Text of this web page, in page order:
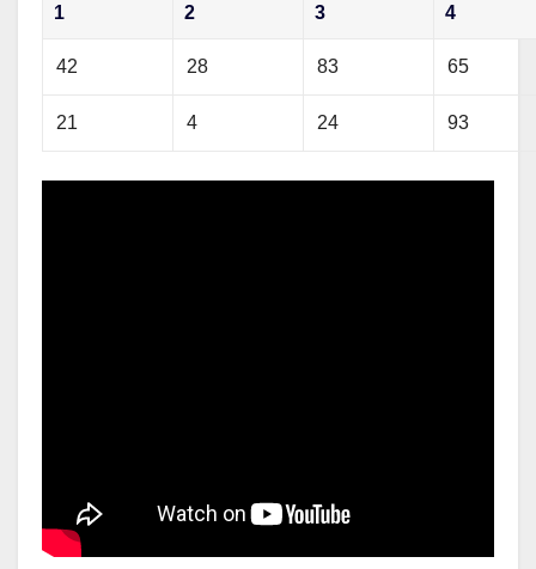
1
2
3
4
42 28 83 65
21 4 24 93